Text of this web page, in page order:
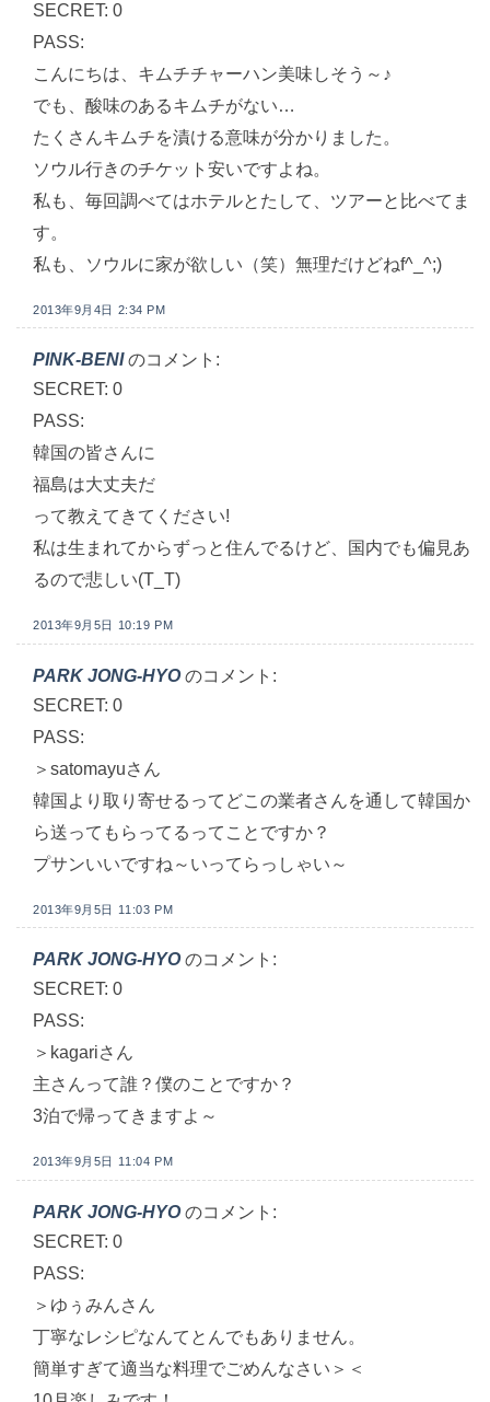
SECRET: 0
PASS:
こんにちは、キムチチャーハン美味しそう～♪
でも、酸味のあるキムチがない…
たくさんキムチを漬ける意味が分かりました。
ソウル行きのチケット安いですよね。
私も、毎回調べてはホテルとたして、ツアーと比べてま
す。
私も、ソウルに家が欲しい（笑）無理だけどねf^_^;)
2013年9月4日 2:34 PM
PINK-BENI のコメント:
SECRET: 0
PASS:
韓国の皆さんに
福島は大丈夫だ
って教えてきてください!
私は生まれてからずっと住んでるけど、国内でも偏見あ
るので悲しい(T_T)
2013年9月5日 10:19 PM
PARK JONG-HYO のコメント:
SECRET: 0
PASS:
＞satomayuさん
韓国より取り寄せるってどこの業者さんを通して韓国か
ら送ってもらってるってことですか？
プサンいいですね～いってらっしゃい～
2013年9月5日 11:03 PM
PARK JONG-HYO のコメント:
SECRET: 0
PASS:
＞kagariさん
主さんって誰？僕のことですか？
3泊で帰ってきますよ～
2013年9月5日 11:04 PM
PARK JONG-HYO のコメント:
SECRET: 0
PASS:
＞ゆぅみんさん
丁寧なレシピなんてとんでもありません。
簡単すぎて適当な料理でごめんなさい＞＜